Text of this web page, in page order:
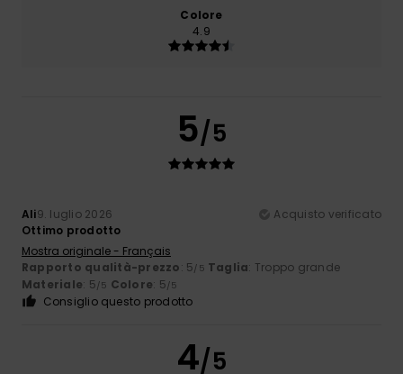
Colore
4.9
5/5
Ali9. luglio 2026
Acquisto verificato
Ottimo prodotto
Mostra originale - Français
Rapporto qualità-prezzo: 5/5 Taglia: Troppo grande
Materiale: 5/5 Colore: 5/5
Consiglio questo prodotto
4/5